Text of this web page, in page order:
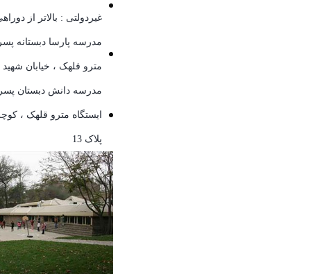
غیردولتی : بالاتر از
مدرسه پارسا دبستانه
مترو فلهک ، خیابان شهید
مدرسه دانش دبستان
ایستگاه مترو قلهک ،
پلاک 13